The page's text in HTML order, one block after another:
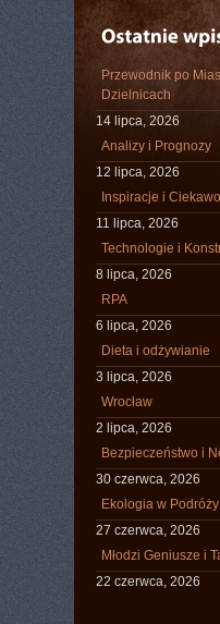
Przewodnik po
Dzielnicach
14 lipca, 2026
Analizy i Prognozy
12 lipca, 2026
Inspiracje i
11 lipca, 2026
Technologie i
8 lipca, 2026
RPA
6 lipca, 2026
Dieta i odżywianie
3 lipca, 2026
Wrocław
2 lipca, 2026
Bezpieczeństwo i
30 czerwca, 2026
Ekologia w Podróży
27 czerwca, 2026
Młodzi Geniusze i
22 czerwca, 2026